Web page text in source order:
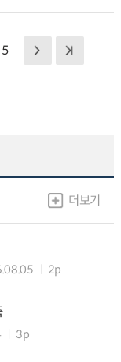
5
더보기
2p
3p